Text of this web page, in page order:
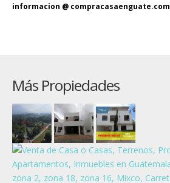
informacion @ compracasaenguate.com
Más Propiedades